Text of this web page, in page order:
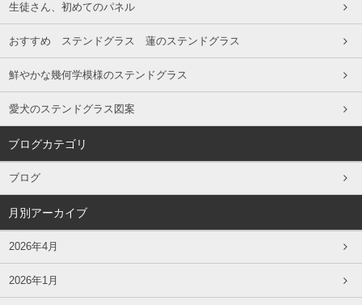
生徒さん、初めてのパネル
おすすめ ステンドグラス 蓮のステンドグラス
鮮やかな幾何学模様のステンドグラス
愛犬のステンドグラス図案
ブログカテゴリ
ブログ
月別アーカイブ
2026年4月
2026年1月